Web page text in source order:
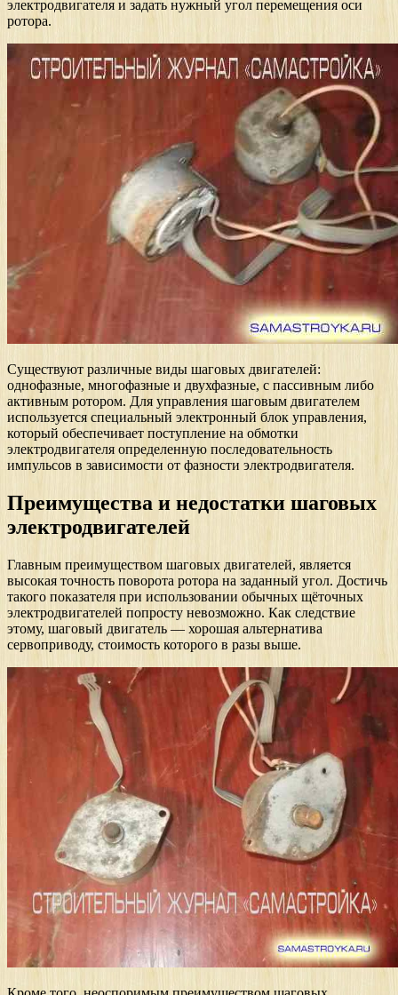
электродвигателя и задать нужный угол перемещения оси
ротора.
Существуют различные виды шаговых двигателей:
однофазные, многофазные и двухфазные, с пассивным либо
активным ротором. Для управления шаговым двигателем
используется специальный электронный блок управления,
который обеспечивает поступление на обмотки
электродвигателя определенную последовательность
импульсов в зависимости от фазности электродвигателя.
Преимущества и недостатки шаговых
электродвигателей
Главным преимуществом шаговых двигателей, является
высокая точность поворота ротора на заданный угол. Достичь
такого показателя при использовании обычных щёточных
электродвигателей попросту невозможно. Как следствие
этому, шаговый двигатель — хорошая альтернатива
сервоприводу, стоимость которого в разы выше.